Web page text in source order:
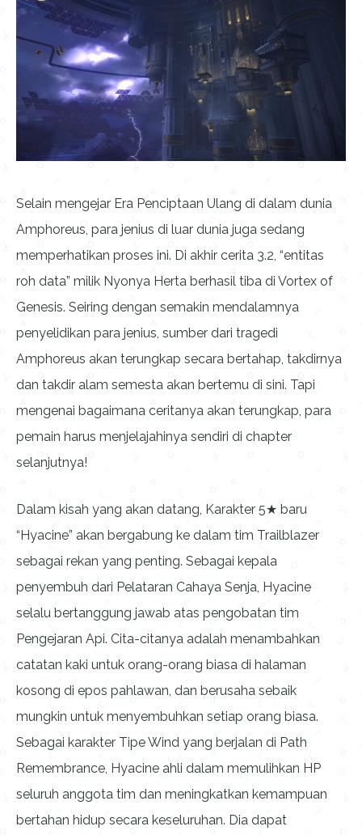
Selain mengejar Era Penciptaan Ulang di dalam dunia
Amphoreus, para jenius di luar dunia juga sedang
memperhatikan proses ini. Di akhir cerita 3.2, “entitas
roh data” milik Nyonya Herta berhasil tiba di Vortex of
Genesis. Seiring dengan semakin mendalamnya
penyelidikan para jenius, sumber dari tragedi
Amphoreus akan terungkap secara bertahap, takdirnya
dan takdir alam semesta akan bertemu di sini. Tapi
mengenai bagaimana ceritanya akan terungkap, para
pemain harus menjelajahinya sendiri di chapter
selanjutnya!
Dalam kisah yang akan datang, Karakter 5★ baru
“Hyacine” akan bergabung ke dalam tim Trailblazer
sebagai rekan yang penting. Sebagai kepala
penyembuh dari Pelataran Cahaya Senja, Hyacine
selalu bertanggung jawab atas pengobatan tim
Pengejaran Api. Cita-citanya adalah menambahkan
catatan kaki untuk orang-orang biasa di halaman
kosong di epos pahlawan, dan berusaha sebaik
mungkin untuk menyembuhkan setiap orang biasa.
Sebagai karakter Tipe Wind yang berjalan di Path
Remembrance, Hyacine ahli dalam memulihkan HP
seluruh anggota tim dan meningkatkan kemampuan
bertahan hidup secara keseluruhan. Dia dapat